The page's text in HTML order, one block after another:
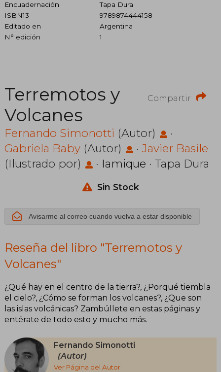
Encuadernación
Tapa Dura
ISBN13
9789874444158
Editado en
Argentina
N° edición
1
Compartir
Terremotos y
Volcanes
Fernando Simonotti (Autor)
·
Gabriela Baby (Autor) ·Javier Basile
(Ilustrado por)
· Iamique · Tapa Dura
Sin Stock
Avisarme al correo cuando vuelva a estar disponible
Reseña del libro "Terremotos y
Volcanes"
¿Qué hay en el centro de la tierra?, ¿Porqué tiembla
el cielo?, ¿Cómo se forman los volcanes?, ¿Que son
las islas volcánicas? Zambúllete en estas páginas y
entérate de todo esto y mucho más.
Fernando Simonotti
(Autor)
Ver Página del Autor